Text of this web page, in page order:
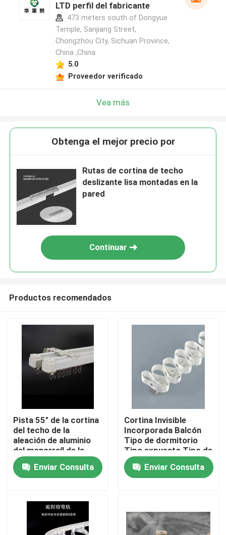
Hogar
Productos
Vídeos
Sobre nosotros
LTD perfil del fabricante
473 meters south of Dongyue
Temple, Sanjiang Street,
Chongzhou City, Sichuan Province,
China ,China
5.0
Proveedor verificado
Vea más
Obtenga el mejor precio por
Rutas de cortina de techo
deslizante lisa montadas en la
pared
Continuar
Productos recomendados
Pista 55" de la cortina
del techo de la
aleación de aluminio
del monorraíl de la
anchura 20m m
Enviar Consulta
Cortina Invisible
Incorporada Balcón
Tipo de dormitorio
Tipo expuesto Tipo de
cortina de serpiente
Enviar Consulta